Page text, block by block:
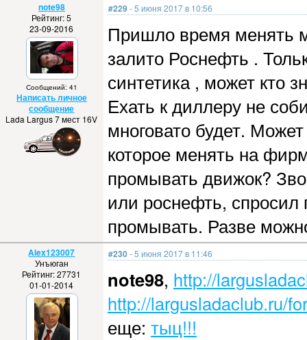
note98
Рейтинг: 5
23-09-2016
Сообщений: 41
Написать личное
сообщение
Lada Largus 7 мест 16V
#229- 5 июня 2017 в 10:56
Пришло время менять
залито Роснефть .
синтетика , может кто
Ехать к диллеру не
многовато будет.
которое менять на
промывать движок?
или роснефть,
промывать. Разве
Alex123007
Унъюган
Рейтинг: 27731
01-01-2014
#230- 5 июня 2017 в 11:46
note98, http://
http://largusladaclub.ru/
еще: тыц!!!